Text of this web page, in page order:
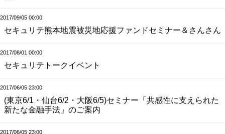
2017/09/05 00:00
セキュリテ熊本地震被災地応援ファンドセミナー＆さんさん
2017/08/01 00:00
セキュリテトークイベント
2017/06/05 23:00
(東京6/1・仙台6/2・大阪6/5)セミナー「共感性に支えられた
新たな金融手法」のご案内
2017/06/05 23:00